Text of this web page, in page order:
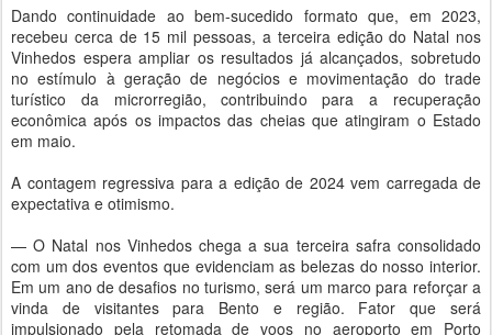
Dando continuidade ao bem-sucedido formato que, em 2023,
recebeu cerca de 15 mil pessoas, a terceira edição do Natal nos
Vinhedos espera ampliar os resultados já alcançados, sobretudo
no estímulo à geração de negócios e movimentação do trade
turístico da microrregião, contribuindo para a recuperação
econômica após os impactos das cheias que atingiram o Estado
em maio.
A contagem regressiva para a edição de 2024 vem carregada de
expectativa e otimismo.
— O Natal nos Vinhedos chega a sua terceira safra consolidado
com um dos eventos que evidenciam as belezas do nosso interior.
Em um ano de desafios no turismo, será um marco para reforçar a
vinda de visitantes para Bento e região. Fator que será
impulsionado pela retomada de voos no aeroporto em Porto